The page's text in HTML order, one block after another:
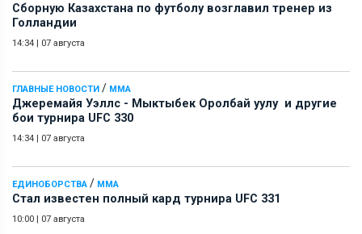
Сборную Казахстана по футболу возглавил тренер из
Голландии
14:34 | 07 августа
ГЛАВНЫЕ НОВОСТИ / ММА
Джеремайя Уэллс - Мыктыбек Оролбай уулу и другие
бои турнира UFC 330
14:34 | 07 августа
ЕДИНОБОРСТВА / ММА
Стал известен полный кард турнира UFC 331
10:00 | 07 августа